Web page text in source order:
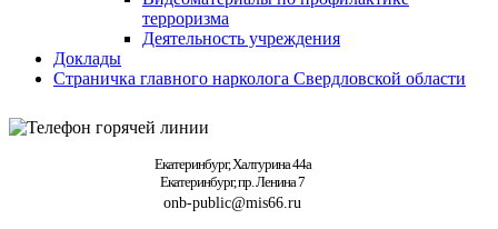
терроризма
Деятельность учреждения
Доклады
Страничка главного нарколога Свердловской области
Екатеринбург, Халтурина 44а
Екатеринбург, пр. Ленина 7
onb-public@mis66.ru